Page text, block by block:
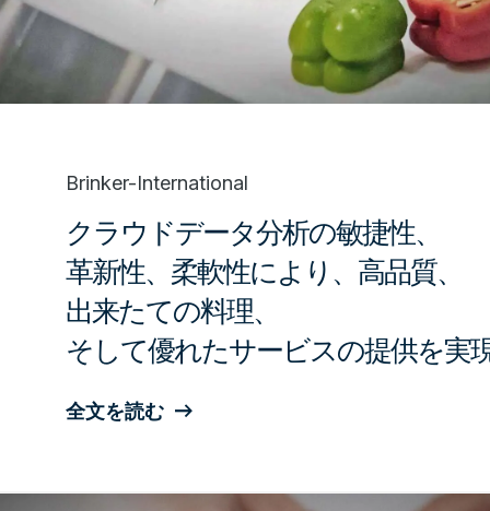
Brinker-International
クラウドデータ分析の敏捷性、
革新性、柔軟性により、高品質、
出来たての料理、
そして優れたサービスの提供を実
全文を読む